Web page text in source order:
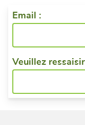
Email :
Veuillez